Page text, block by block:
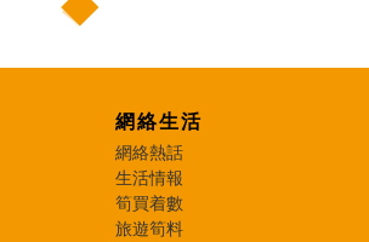
網絡生活
網絡熱話
生活情報
筍買着數
旅遊筍料